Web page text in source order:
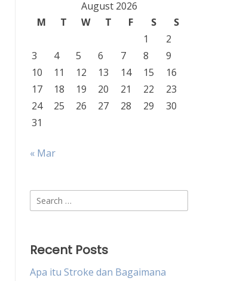
August 2026
M
T W T F S
S
1
2
3
4 5 6 7 8
9
10
11 12 13 14 15
16
17
18 19 20 21 22
23
24
25 26 27 28 29
30
31
« Mar
Search
for:
Recent Posts
Apa itu Stroke dan Bagaimana